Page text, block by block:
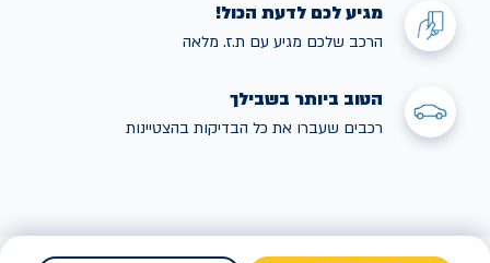
מגיע לכם לדעת הכול!
הרכב שלכם מגיע עם ת.ז. מלאה
הטוב ביותר בשבילך
רכבים שעברו את כל הבדיקות בהצטיינות